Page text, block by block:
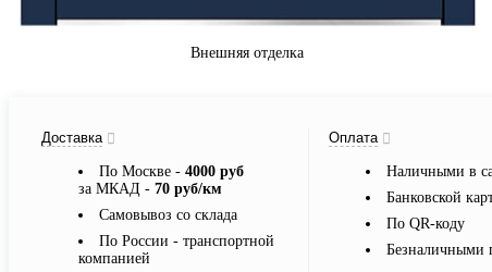
Внешняя отделка
Доставка
По Москве - 4000 руб
за МКАД - 70 руб/км
Самовывоз со склада
По России - транспортной
компанией
Оплата
Наличными в
Банковской
По QR-коду
Безналичными